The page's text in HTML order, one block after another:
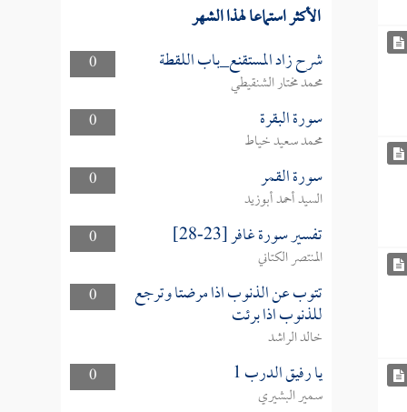
الأكثر استماعا لهذا الشهر
0 شرح زاد المستقنع_باب اللقطة
محمد مختار الشنقيطي
0
سورة البقرة
محمد سعيد خياط
0
سورة القمر
السيد أحمد أبوزيد
0
تفسير سورة غافر [23-28]
المنتصر الكتاني
0
تتوب عن الذنوب اذا مرضتا وترجع
للذنوب اذا برئت
خالد الراشد
0
يا رفيق الدرب 1
سمير البشيري